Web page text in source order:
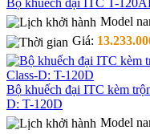
Bộ khuếch đại ITC T-
Model
Giá:
Bộ khuếch đại ITC kèm
D: T-120D
Model